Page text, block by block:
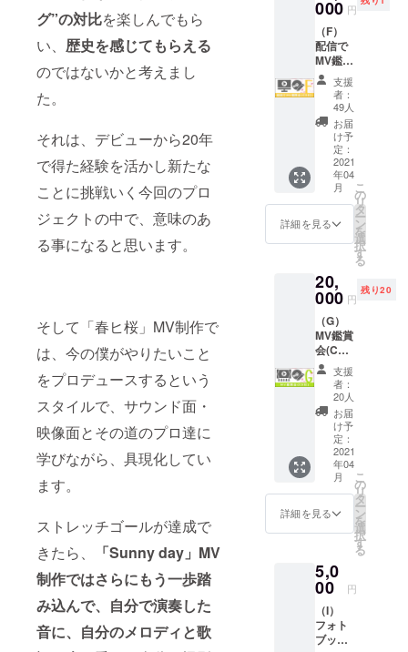
グ”の対比を楽しんでもら
い、 歴史を感じてもらえる
のではないかと考えまし
た。
それは、デビューから20年
で得た経験を活かし新たな
ことに挑戦いく今回のプロ
ジェクトの中で、意味のあ
る事になると思います。
そして「春ヒ桜」MV制作で
は、今の僕がやりたいこと
をプロデュースするという
スタイルで、サウンド面・
映像面とその道のプロ達に
学びながら、具現化してい
ます。
ストレッチゴールが達成で
きたら、
「Sunny day」MV
制作ではさらにもう一歩踏
み込んで、自分で演奏した
音に、自分のメロディと歌
くさん
のコメ
ントも
お待ち
してい
ます！
作の様
子など
裏側を
覗いて
いただ
けるメ
イキン
グ動画
をご覧
いただ
けま
す。
000 円
（F）
配信で
MV鑑賞
会(CD
付)コー
▼「春
ヒ桜」
MV完成
鑑賞会
トーク&
ミニラ
イブ配
信視聴
ご招待
(アー
週間予
定) ▼サ
イン入
り「春
ヒ桜」
CD発送
でご提
供 ---
2021年
4月10日
に東京
某所で
開催す
るイベ
ントの
生配信
にご招
ントも
お待ち
してい
ます！
また
「春ヒ
支援
者：
49人
お届
け予
定：
2021
年04
月
詳細を見る
こ
の
リ
タ
ー
ン
を
選
択
す
る
20,
000 円
残り20
（G）
MV鑑賞
会(CD
付)コー
ス
▼MV完
成鑑賞
会トー
ク&ミニ
ライブ
イベン
トにご
招待 ▼
サイン
入りCD
会場で
2021年
4月10日
に東京
某所で
開催す
るイベ
支援
者：
20人
お届
け予
定：
2021
年04
月
詳細を見る
こ
の
リ
タ
ー
ン
を
選
択
す
る
5,0
00 円
（I）
フォト
ブック